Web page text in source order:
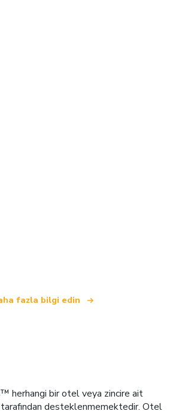
fazla bilgi edin
herhangi bir otel veya zincire ait
desteklenmemektedir. Otel